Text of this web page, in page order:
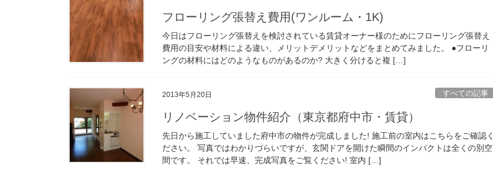
フローリング張替え費用(ワンルーム・1K)
今日はフローリング張替えを検討されている賃貸オーナー様のためにフローリング張替え
費用の目安や材料による違い、メリットデメリットなどをまとめてみました。 ●フローリ
ングの材料にはどのようなものがあるのか? 大きく分けると複 […]
2013年5月20日 すべての記事
リノベーション物件紹介（東京都府中市・賃貸）
先日から施工していました府中市の物件が完成しました! 施工前の室内はこちらをご確認く
ださい。 写真ではわかりづらいですが、玄関ドアを開けた瞬間のインパクトは全くの別空
間です。 それでは早速、完成写真をご覧ください! 室内 […]